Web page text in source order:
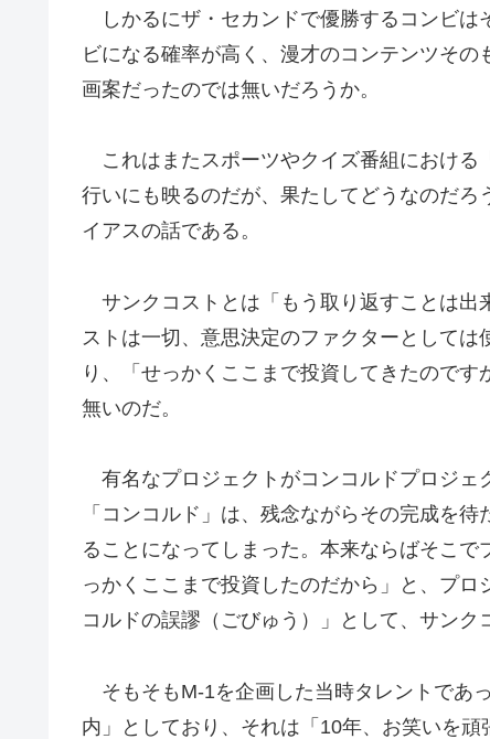
しかるにザ・セカンドで優勝するコンビは
ビになる確率が高く、漫才のコンテンツそ
画案だったのでは無いだろうか。
これはまたスポーツやクイズ番組における
行いにも映るのだが、果たしてどうなのだ
イアスの話である。
サンクコストとは「もう取り返すことは出
ストは一切、意思決定のファクターとして
り、「せっかくここまで投資してきたので
無いのだ。
有名なプロジェクトがコンコルドプロジェ
「コンコルド」は、残念ながらその完成を
ることになってしまった。本来ならばそこ
っかくここまで投資したのだから」と、プ
コルドの誤謬（ごびゅう）」として、サンク
そもそもM-1を企画した当時タレントであ
内」としており、それは「10年、お笑いを